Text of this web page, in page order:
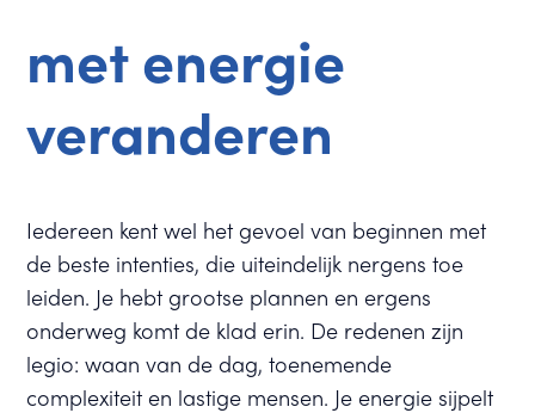
met energie
veranderen
Iedereen kent wel het gevoel van beginnen met
de beste intenties, die uiteindelijk nergens toe
leiden. Je hebt grootse plannen en ergens
onderweg komt de klad erin. De redenen zijn
legio: waan van de dag, toenemende
complexiteit en lastige mensen. Je energie sijpelt